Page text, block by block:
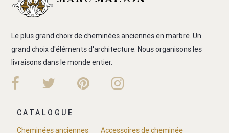
Le plus grand choix de cheminées anciennes en marbre. Un
grand choix d'éléments d'architecture. Nous organisons les
livraisons dans le monde entier.
CATALOGUE
Cheminées anciennes
Accessoires de cheminée